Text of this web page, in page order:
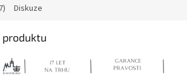
Diskuze
produktu